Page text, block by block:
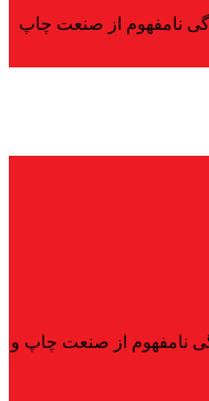
نامفهوم از صنعت چاپ
نامفهوم از صنعت چاپ و